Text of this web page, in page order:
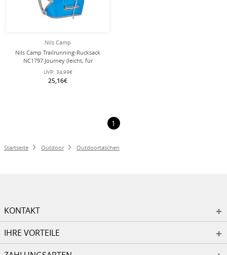
Nils Camp
Nils Camp Trailrunning-Rucksack
NC1797 Journey (leicht, für
Tagestouren) blau 12 Liter
UVP: 34,99€
25,16€
1
Startseite Outdoor Outdoortaschen
KONTAKT
IHRE VORTEILE